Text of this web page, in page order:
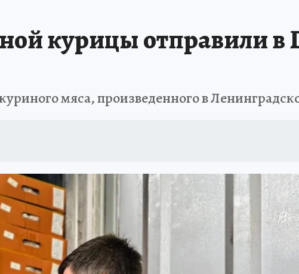
курицы отправили в
мяса, произведенного в